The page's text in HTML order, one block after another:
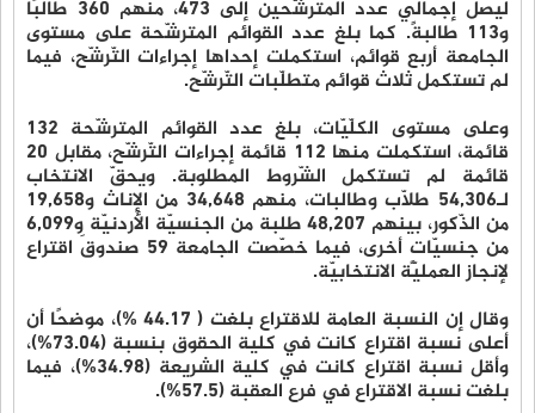
ليصل إجمالي عدد المترشّحين إلى 473، منهم 360 طالبًا
و113 طالبةً. كما بلغ عدد القوائم المترشّحة على مستوى
الجامعة أربع قوائم، استكملت إحداها إجراءات التّرشّح، فيما
لم تستكمل ثلاث قوائم متطلّبات التّرشّح.
وعلى مستوى الكلّيّات، بلغ عدد القوائم المترشّحة 132
قائمة، استكملت منها 112 قائمة إجراءات التّرشّح، مقابل 20
قائمة لم تستكمل الشّروط المطلوبة. ويحقّ الانتخاب
لـ54,306 طلّاب وطالبات، منهم 34,648 من الإناث و19,658
من الذّكور، بينهم 48,207 طلبة من الجنسيّة الأردنيّة و6,099
من جنسيّاتٍ أخرى، فيما خصّصت الجامعة 59 صندوقَ اقتراع
لإنجاز العمليّة الانتخابيّة.
وقال إن النسبة العامة للاقتراع بلغت ( 44.17 %)، موضحًا أن
أعلى نسبة اقتراع كانت في كلية الحقوق بنسبة (73.04%)،
وأقل نسبة اقتراع كانت في كلية الشريعة (34.98%)، فيما
بلغت نسبة الاقتراع في فرع العقبة (57.5%).